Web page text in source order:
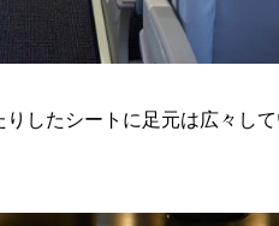
したシートに足元は広々し